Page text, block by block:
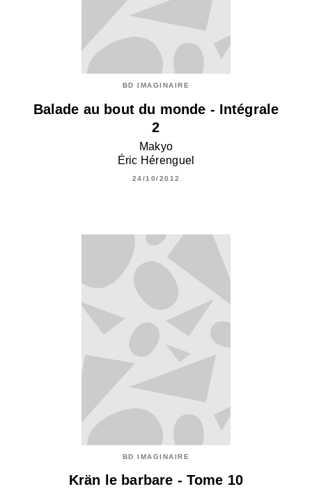
BD IMAGINAIRE
Balade au bout du monde - Intégrale
2
Makyo
Éric Hérenguel
24/10/2012
BD IMAGINAIRE
Krän le barbare - Tome 10